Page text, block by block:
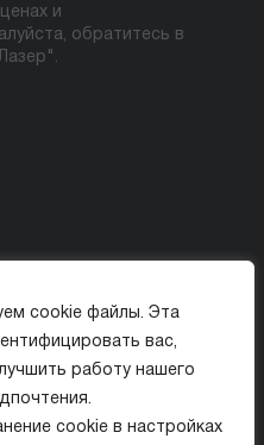
cookie файлы. Эта
вас,
работу нашего
cookie в настройках
и
обратитесь в
© ООО «МИССИС ЛЭ»
С ВРАЧОМ.